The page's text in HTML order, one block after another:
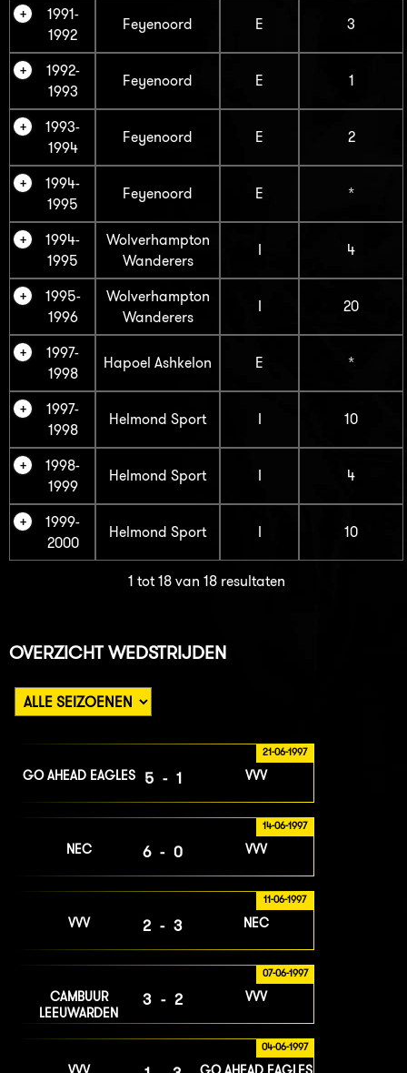
1991-
1992
Feyenoord E 3
1992-
1993
Feyenoord E 1
1993-
1994
Feyenoord E 2
1994-
1995
Feyenoord E *
1994-
1995
Wolverhampton
Wanderers
I 4
1995-
1996
Wolverhampton
Wanderers
I 20
1997-
1998
Hapoel Ashkelon E *
1997-
1998
Helmond Sport I 10
1998-
1999
Helmond Sport I 4
1999-
2000
Helmond Sport I 10
1 tot 18 van 18 resultaten
OVERZICHT WEDSTRIJDEN
21-06-1997
GO AHEAD EAGLES 5-1 VVV
14-06-1997
NEC 6-0 VVV
11-06-1997
VVV 2-3 NEC
07-06-1997
CAMBUUR
LEEUWARDEN
3-2 VVV
04-06-1997